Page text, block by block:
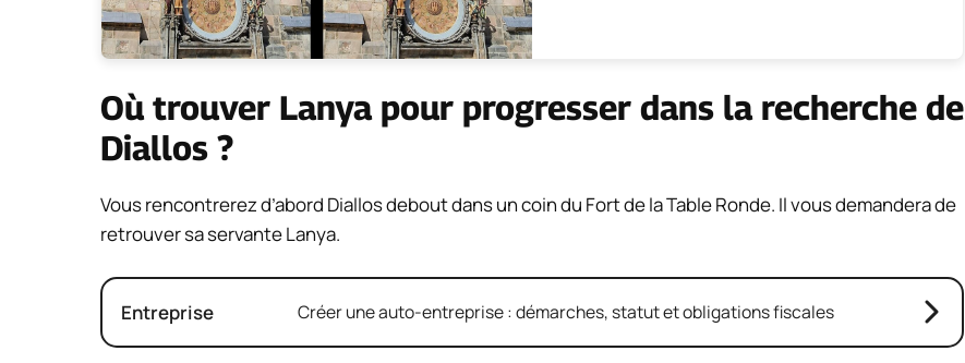
Où trouver Lanya pour progresser dans la recherche de
Diallos ?
Vous rencontrerez d’abord Diallos debout dans un coin du Fort de la Table Ronde. Il vous demandera de
retrouver sa servante Lanya.
Entreprise Créer une auto-entreprise : démarches, statut et obligations fiscales